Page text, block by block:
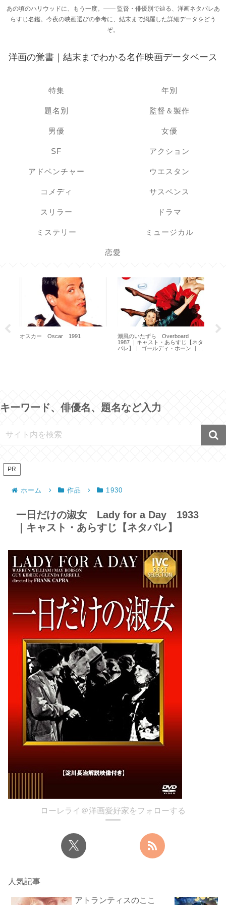
あの頃のハリウッドに、もう一度。―― 監督・俳優別で辿る、洋画ネタバレあ
らすじ名鑑。今夜の映画選びの参考に、結末まで網羅した詳細データをどう
ぞ。
洋画の覚書｜結末までわかる名作映画データベース
特集 年別
題名別 監督＆製作
男優 女優
SF アクション
アドベンチャー ウエスタン
コメディ サスペンス
スリラー ドラマ
ミステリー ミュージカル
恋愛
オスカー Oscar 1991
潮風のいたずら Overboard
1987 ｜キャスト・あらすじ【ネタ
バレ】｜ ゴールディ・ホーン ｜
キーワード、俳優名、題名など入力
PR
ホーム 作品 1930
一日だけの淑女 Lady for a Day 1933
｜キャスト・あらすじ【ネタバレ】
ローレライ＠洋画愛好家をフォローする
人気記事
アトランティスのここ